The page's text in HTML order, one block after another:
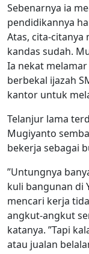
Sebenarnya ia
pendidikannya
Atas, cita-citanya
kandas sudah.
Ia nekat
berbekal ijazah
kantor untuk
Telanjur lama
Mugiyanto
bekerja sebagai
”Untungnya
kuli bangunan di
mencari kerja
angkut-angkut
katanya. ”Tapi
atau jualan